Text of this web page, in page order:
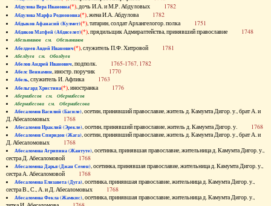
Абдулова Вера Ивановна(*), дочь И.А. и М.Р. Абдуловых 1782
Абдулова Марфа Родионовна(*), жена И.А. Абдулова 1782
Абдыков Афанасий (Кулмет)(*), татарин, солдат Архангелогор. полка 1751
Абдяков Матфей (Абдяселет)(*), прядильщик Адмиралтейства, принявший православие 1748
Абезьянинов см. Обезьянинов
Абелдеев Авдей Иванович(*), служитель П.Ф. Хитровой 1781
Абелдуев см. Оболдуев
Абелов Андрей Иванович, подполк. 1765-1767, 1782
Абелс Вениамин, иностр. поручик 1770
Абель, служитель И. Афлика 1763
Абельгард Христина(*), иностранка 1776
Абернибесов см. Обернибесов
Абернибесова см. Обернибесова
Абесаломов Василий (Басиле), осетин, принявший православие, житель д. Камумта Дигор. у., брат А. и
Д. Абесаломовых 1768
Абесаломов Ираклий (Эрекле), осетин, принявший православие, житель д. Камумта Дигор. у. 1768
Абесаломов Спиридон (Жага), осетин, принявший православие, житель д. Камумта Дигор. у., брат А. и
Д. Абесаломовых 1768
Абесаломова Агрипина (Жантуте), осетинка, принявшая православие, жительница д. Камумта Дигор. у.,
сестра Д. Абесаломовой 1768
Абесаломова Дарья (Джан Семен), осетинка, принявшая православие, жительница д. Камумта Дигор. у.,
сестра А. Абесаломовой 1768
Абесаломова Елизавета (Дуга), осетинка, принявшая православие, жительница д. Камумта Дигор. у.,
сестра В., С., А. и Д. Абесаломовых 1768
Абесаломова Фекла (Жамкис), осетинка, принявшая православие, жительница д. Камумта Дигор. у.,